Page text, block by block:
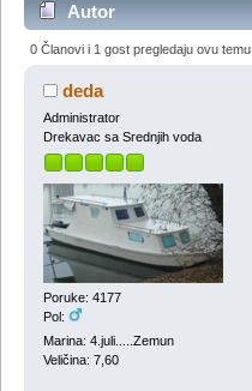
Autor
0 Članovi i 1 gost pregledaju ovu temu.
deda
Administrator
Drekavac sa Srednjih voda
Poruke: 4177
Pol:
Marina: 4.juli.....Zemun
Veličina: 7,60